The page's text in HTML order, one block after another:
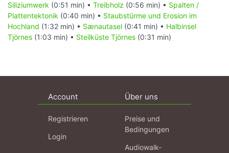
Siliziumwerk (0:51 min) • Treibholz (0:56 min) • Spalten /
Plattentektonik (0:40 min) • Staubstürme und Erosion im
Hochland (1:32 min) • Sænautasel (0:41 min) • Halbinsel
Tjörnes (1:03 min) • Steilküste Tjörnes (0:31 min)
Account
Registrieren
Login
Über uns
Preise und
Bedingungen
Audiowalk-